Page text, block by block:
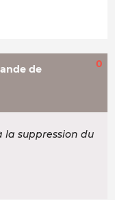
de
0
la suppression du